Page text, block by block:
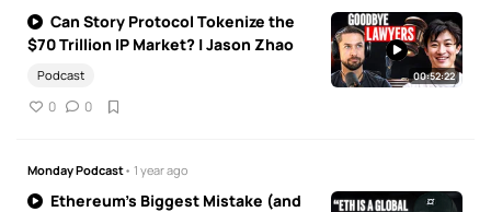
Can Story Protocol Tokenize the
$70 Trillion IP Market? | Jason Zhao
Podcast
0 0
00:52:22
Monday Podcast• 1 year ago
Ethereum’s Biggest Mistake (and